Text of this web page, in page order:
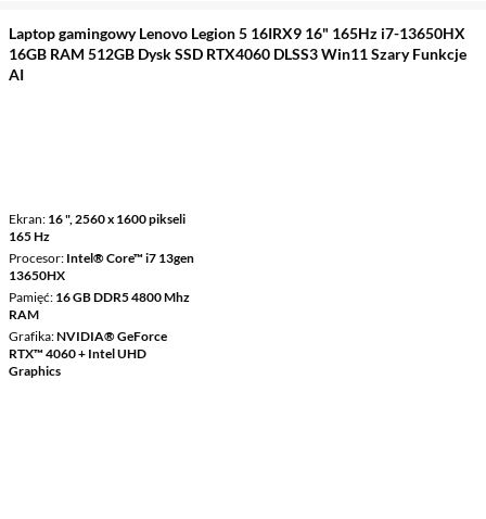
Laptop gamingowy Lenovo Legion 5 16IRX9 16" 165Hz i7-13650HX
16GB RAM 512GB Dysk SSD RTX4060 DLSS3 Win11 Szary Funkcje
AI
Ekran 16 ", 2560 x 1600 pikseli
165 Hz
Procesor Intel® Core™ i7 13gen
13650HX
Pamięć 16 GB DDR5 4800 Mhz
RAM
Grafika NVIDIA® GeForce
RTX™ 4060 + Intel UHD
Graphics